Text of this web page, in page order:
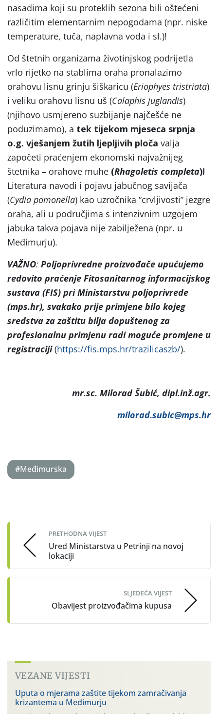
nasadima koji su proteklih sezona bili oštećeni
različitim elementarnim nepogodama (npr. niske
temperature, tuča, naplavna voda i sl.)!
Od štetnih organizama životinjskog podrijetla
vrlo rijetko na stablima oraha pronalazimo
orahovu lisnu grinju šiškaricu (Eriophyes tristriata)
i veliku orahovu lisnu uš (Calaphis juglandis)
(njihovo usmjereno suzbijanje najčešće ne
poduzimamo), a tek tijekom mjeseca srpnja
o.g. vješanjem žutih ljepljivih ploča valja
započeti praćenjem ekonomski najvažnijeg
štetnika – orahove muhe (Rhagoletis completa)!
Literatura navodi i pojavu jabučnog savijača
(Cydia pomonella) kao uzročnika “crvljivosti” jezgre
oraha, ali u područjima s intenzivnim uzgojem
jabuka takva pojava nije zabilježena (npr. u
Međimurju).
VAŽNO: Poljoprivredne proizvođače upućujemo
redovito praćenje Fitosanitarnog informacijskog
sustava (FIS) pri Ministarstvu poljoprivrede
(mps.hr), svakako prije primjene bilo kojeg
sredstva za zaštitu bilja dopuštenog za
profesionalnu primjenu radi moguće promjene u
registraciji(https://fis.mps.hr/trazilicaszb/).
mr.sc. Milorad Šubić, dipl.inž.agr.
milorad.subic@mps.hr
#Međimurska
navigation
PRETHODNA VIJEST
Ured Ministarstva u Petrinji na novoj
lokaciji
SLJEDEĆA VIJEST
Obavijest proizvođačima kupusa
VEZANE VIJESTI
Uputa o mjerama zaštite tijekom zamračivanja
krizantema u Međimurju